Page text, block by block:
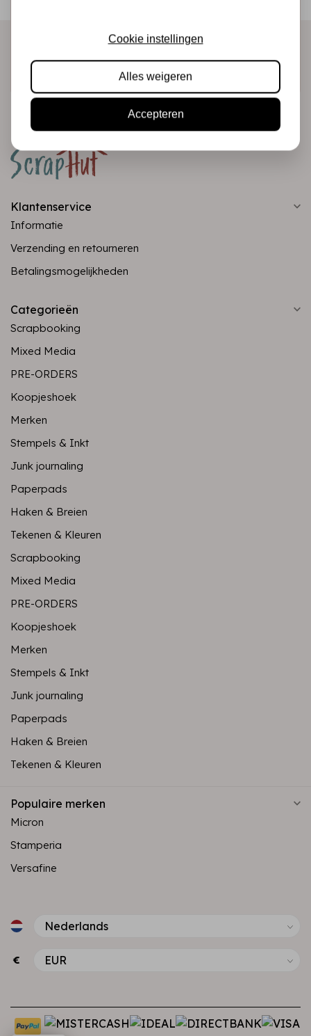
Klantenservice
Informatie
Verzending en retourneren
Betalingsmogelijkheden
Categorieën
Scrapbooking
Mixed Media
PRE-ORDERS
Koopjeshoek
Merken
Stempels & Inkt
Junk journaling
Paperpads
Haken & Breien
Tekenen & Kleuren
Scrapbooking
Mixed Media
PRE-ORDERS
Koopjeshoek
Merken
Stempels & Inkt
Junk journaling
Paperpads
Haken & Breien
Tekenen & Kleuren
Populaire merken
Micron
Stamperia
Versafine
€
Cookie instellingen
Alles weigeren
Accepteren